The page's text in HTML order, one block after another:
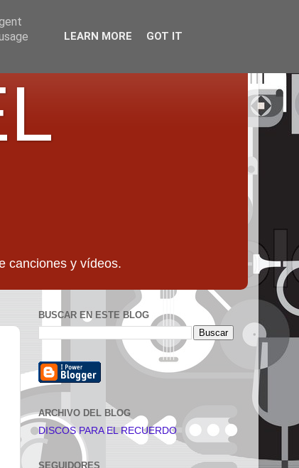
canciones y vídeos.
BUSCAR EN ESTE BLOG
ARCHIVO DEL BLOG
DISCOS PARA EL RECUERDO
SEGUIDORES
LEARN MORE GOT IT